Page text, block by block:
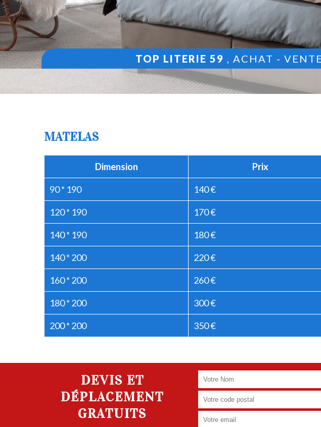
TOP LITERIE 59 , ACHAT -
MATELAS
Dimension Prix
90 * 190 140 €
120 * 190 170 €
140 * 190 180 €
140 * 200 220 €
160 * 200 260 €
180 * 200 300 €
200 * 200 350 €
DEVIS ET
DÉPLACEMENT
GRATUITS